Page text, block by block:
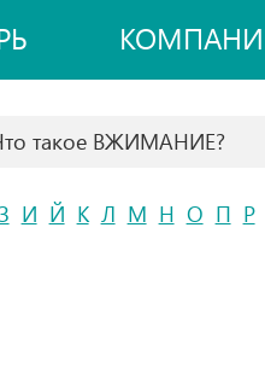
такое ВЖИМАНИЕ?
И Й К Л М Н О П Р